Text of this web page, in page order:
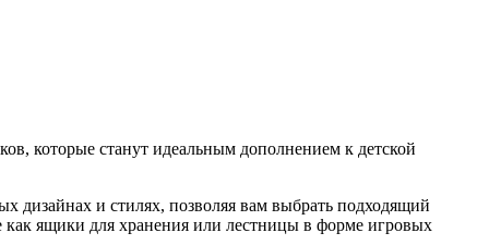
которые станут идеальным дополнением к детской
дизайнах и стилях, позволяя вам выбрать подходящий
ящики для хранения или лестницы в форме игровых